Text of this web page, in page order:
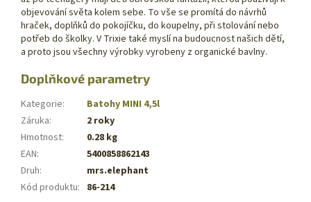
objevování světa kolem sebe. To vše se promítá do návrhů
hraček, doplňků do pokojíčku, do koupelny, při stolování nebo
potřeb do školky. V Trixie také myslí na budoucnost našich dětí,
a proto jsou všechny výrobky vyrobeny z organické bavlny.
Doplňkové parametry
Kategorie:
Batohy MINI 4,5l
Záruka:
2 roky
Hmotnost:
0.28 kg
EAN:
5400858862143
Druh:
mrs.elephant
Kód produktu: 86-214